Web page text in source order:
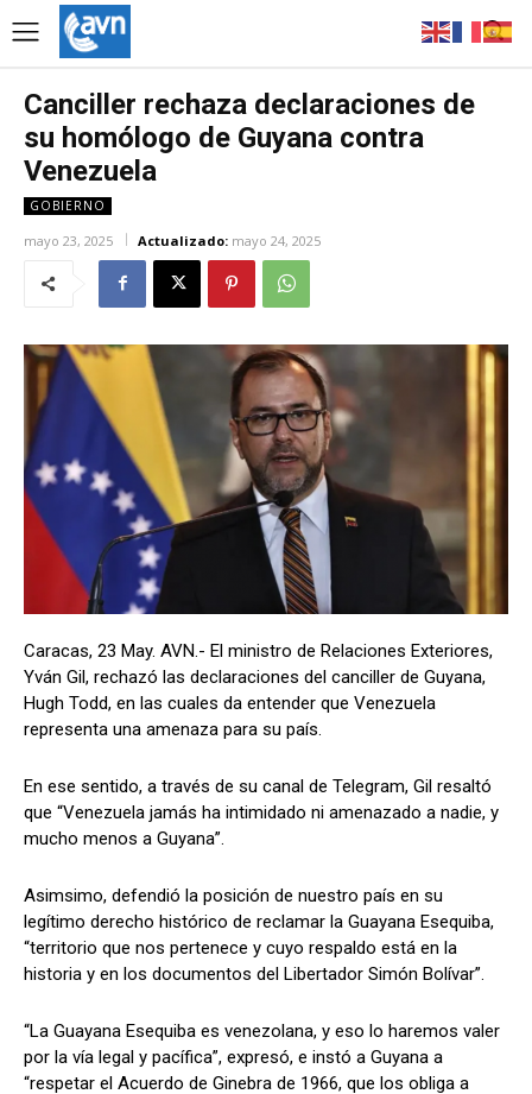
Canciller rechaza declaraciones de
su homólogo de Guyana contra
Venezuela
GOBIERNO
mayo 23, 2025 Actualizado: mayo 24, 2025
Caracas, 23 May. AVN.- El ministro de Relaciones Exteriores,
Yván Gil, rechazó las declaraciones del canciller de Guyana,
Hugh Todd, en las cuales da entender que Venezuela
representa una amenaza para su país.
En ese sentido, a través de su canal de Telegram, Gil resaltó
que “Venezuela jamás ha intimidado ni amenazado a nadie, y
mucho menos a Guyana”.
Asimsimo, defendió la posición de nuestro país en su
legítimo derecho histórico de reclamar la Guayana Esequiba,
“territorio que nos pertenece y cuyo respaldo está en la
historia y en los documentos del Libertador Simón Bolívar”.
“La Guayana Esequiba es venezolana, y eso lo haremos valer
por la vía legal y pacífica”, expresó, e instó a Guyana a
“respetar el Acuerdo de Ginebra de 1966, que los obliga a